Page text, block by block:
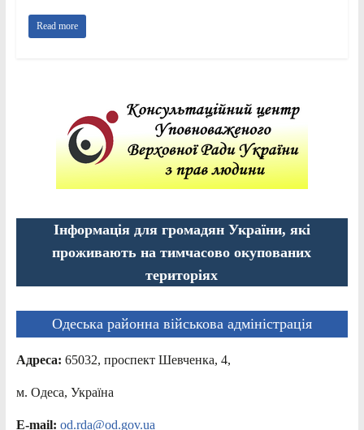
Read more
Інформація для громадян України, які
проживають на тимчасово окупованих
територіях
Одеська районна військова адміністрація
Адреса: 65032, проспект Шевченка, 4,
м. Одеса, Україна
E-mail: od.rda@od.gov.ua